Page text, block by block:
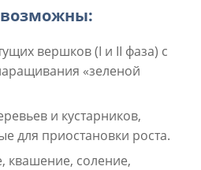
вершков (I и II фаза) с
«зеленой
и кустарников,
для приостановки роста.
квашение, соление,